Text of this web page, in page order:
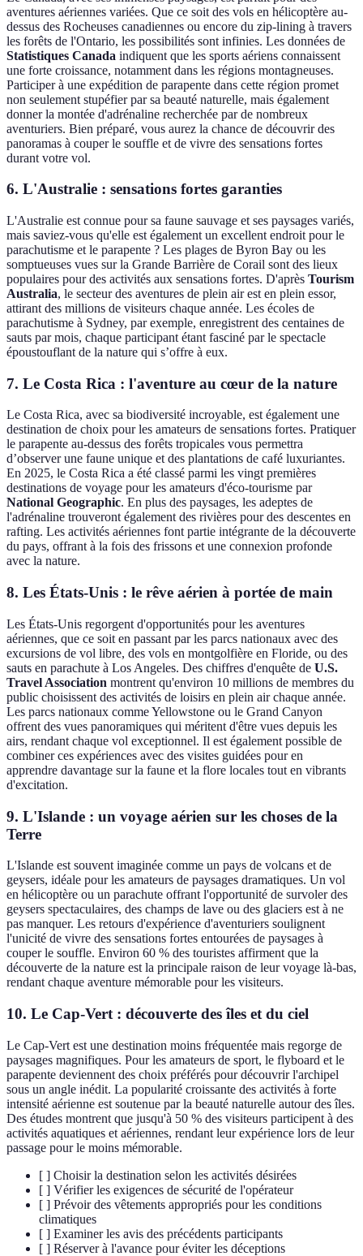
aventures aériennes variées. Que ce soit des vols en hélicoptère au-
dessus des Rocheuses canadiennes ou encore du zip-lining à travers
les forêts de l'Ontario, les possibilités sont infinies. Les données de
Statistiques Canada indiquent que les sports aériens connaissent
une forte croissance, notamment dans les régions montagneuses.
Participer à une expédition de parapente dans cette région promet
non seulement stupéfier par sa beauté naturelle, mais également
donner la montée d'adrénaline recherchée par de nombreux
aventuriers. Bien préparé, vous aurez la chance de découvrir des
panoramas à couper le souffle et de vivre des sensations fortes
durant votre vol.
6. L'Australie : sensations fortes garanties
L'Australie est connue pour sa faune sauvage et ses paysages variés,
mais saviez-vous qu'elle est également un excellent endroit pour le
parachutisme et le parapente ? Les plages de Byron Bay ou les
somptueuses vues sur la Grande Barrière de Corail sont des lieux
populaires pour des activités aux sensations fortes. D'après Tourism
Australia, le secteur des aventures de plein air est en plein essor,
attirant des millions de visiteurs chaque année. Les écoles de
parachutisme à Sydney, par exemple, enregistrent des centaines de
sauts par mois, chaque participant étant fasciné par le spectacle
époustouflant de la nature qui s’offre à eux.
7. Le Costa Rica : l'aventure au cœur de la nature
Le Costa Rica, avec sa biodiversité incroyable, est également une
destination de choix pour les amateurs de sensations fortes. Pratiquer
le parapente au-dessus des forêts tropicales vous permettra
d’observer une faune unique et des plantations de café luxuriantes.
En 2025, le Costa Rica a été classé parmi les vingt premières
destinations de voyage pour les amateurs d'éco-tourisme par
National Geographic. En plus des paysages, les adeptes de
l'adrénaline trouveront également des rivières pour des descentes en
rafting. Les activités aériennes font partie intégrante de la découverte
du pays, offrant à la fois des frissons et une connexion profonde
avec la nature.
8. Les États-Unis : le rêve aérien à portée de main
Les États-Unis regorgent d'opportunités pour les aventures
aériennes, que ce soit en passant par les parcs nationaux avec des
excursions de vol libre, des vols en montgolfière en Floride, ou des
sauts en parachute à Los Angeles. Des chiffres d'enquête de U.S.
Travel Association montrent qu'environ 10 millions de membres du
public choisissent des activités de loisirs en plein air chaque année.
Les parcs nationaux comme Yellowstone ou le Grand Canyon
offrent des vues panoramiques qui méritent d'être vues depuis les
airs, rendant chaque vol exceptionnel. Il est également possible de
combiner ces expériences avec des visites guidées pour en
apprendre davantage sur la faune et la flore locales tout en vibrants
d'excitation.
9. L'Islande : un voyage aérien sur les choses de la
Terre
L'Islande est souvent imaginée comme un pays de volcans et de
geysers, idéale pour les amateurs de paysages dramatiques. Un vol
en hélicoptère ou un parachute offrant l'opportunité de survoler des
geysers spectaculaires, des champs de lave ou des glaciers est à ne
pas manquer. Les retours d'expérience d'aventuriers soulignent
l'unicité de vivre des sensations fortes entourées de paysages à
couper le souffle. Environ 60 % des touristes affirment que la
découverte de la nature est la principale raison de leur voyage là-bas,
rendant chaque aventure mémorable pour les visiteurs.
10. Le Cap-Vert : découverte des îles et du ciel
Le Cap-Vert est une destination moins fréquentée mais regorge de
paysages magnifiques. Pour les amateurs de sport, le flyboard et le
parapente deviennent des choix préférés pour découvrir l'archipel
sous un angle inédit. La popularité croissante des activités à forte
intensité aérienne est soutenue par la beauté naturelle autour des îles.
Des études montrent que jusqu'à 50 % des visiteurs participent à des
activités aquatiques et aériennes, rendant leur expérience lors de leur
passage pour le moins mémorable.
[ ] Choisir la destination selon les activités désirées
[ ] Vérifier les exigences de sécurité de l'opérateur
[ ] Prévoir des vêtements appropriés pour les conditions
climatiques
[ ] Examiner les avis des précédents participants
[ ] Réserver à l'avance pour éviter les déceptions